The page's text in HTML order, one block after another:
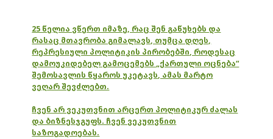
25 წელია ვწერთ იმაზე, რაც შენ გაწუხებს და
რასაც მთავრობა გიმალავს, თუმცა დღეს,
რეპრესიული პოლიტიკის პირობებში, როდესაც
დამოუკიდებელ გამოცემებს „ქართული ოცნება“
შემოსავლის წყაროს უკეტავს, ამას მარტო
ვეღარ შევძლებთ.
ჩვენ არ ვეკუთვნით არცერთ პოლიტიკურ ძალას
და ბიზნესჯგუფს. ჩვენ ვეკუთვნით
საზოგადოებას.